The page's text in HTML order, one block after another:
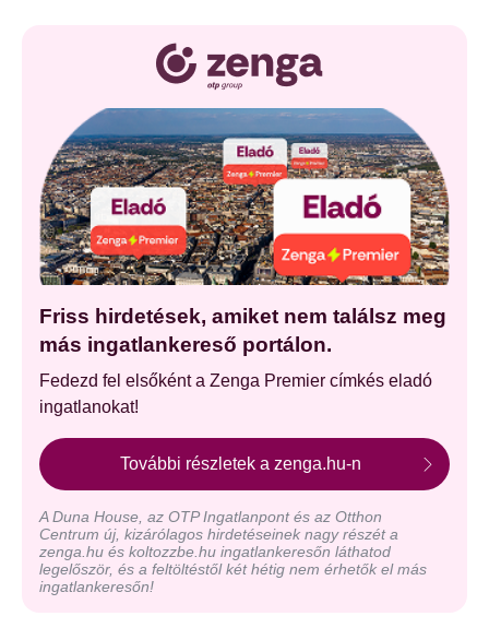
Friss hirdetések, amiket nem találsz meg
más ingatlankereső portálon.
Fedezd fel elsőként a Zenga Premier címkés eladó
ingatlanokat!
További részletek a zenga.hu-n
A Duna House, az OTP Ingatlanpont és az Otthon
Centrum új, kizárólagos hirdetéseinek nagy részét a
zenga.hu és koltozzbe.hu ingatlankeresőn láthatod
legelőször, és a feltöltéstől két hétig nem érhetők el más
ingatlankeresőn!